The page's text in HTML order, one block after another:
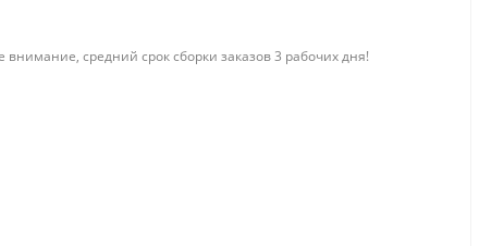
средний срок сборки заказов 3 рабочих дня!